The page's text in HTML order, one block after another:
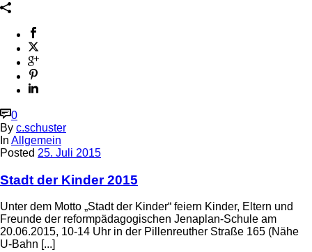
0
By c.schuster
In Allgemein
Posted 25. Juli 2015
Stadt der Kinder 2015
Unter dem Motto „Stadt der Kinder“ feiern Kinder, Eltern und
Freunde der reformpädagogischen Jenaplan-Schule am
20.06.2015, 10-14 Uhr in der Pillenreuther Straße 165 (Nähe
U-Bahn [...]